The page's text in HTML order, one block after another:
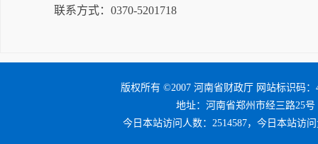
联系方式：0370-5201718
版权所有 ©2007 河南省财政厅 网站标识码：
地址：河南省郑州市经三路25号
今日本站访问人数：2514587，今日本站访